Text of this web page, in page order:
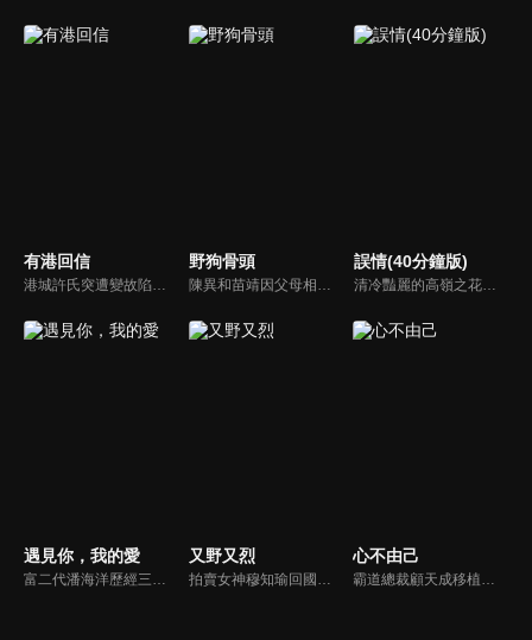
有港回信 野狗骨頭 誤情(40分鐘版)
清冷豔麗的高嶺之花江時淺在遭受霸淩、暴力等一系列事件後，華麗蛻變逆襲歸來，用一場精心策劃強勢開啟自己的復仇之路，最終收穫內心救贖與愛情的故事。
遇見你，我的愛
富二代潘海洋歷經三次失敗婚姻，認為金錢阻礙愛情。唯第一任妻子陸雪怡真心待他。好友伊軒勸他隱藏身份。他在酒吧對芭蕾舞演員韓夢瑤一見鍾情。便化身業務經理與她相戀。熱戀中潘海洋決定娶韓夢瑤，卻在婚前發現韓夢瑤三年前曾是自己公司員工，進而揭開伊軒與韓夢瑤為還債設局圖謀他財產的陰謀...
又野又烈
拍賣女神穆知瑜回國與繼母奪產，與神祕保鏢沈既白協議訂婚。兩人意外揭開身世翻轉：沈為穆家真繼承人，穆則是被換掉的孤女。面對繼母的偽畫陰謀與綁架，兩人智計合盟，沈更以神祕畫師身份深情守護。最終惡人伏法，兩人在反轉與博弈中假戲真做，攜手守護正義與真愛。
心不由己
霸道總裁顧天成移植心臟後竟然愛上了職場對頭秘書林嘉琪，兩人逐漸在工作生活中意識到對方的心意，朝著共同的目標並肩作戰。